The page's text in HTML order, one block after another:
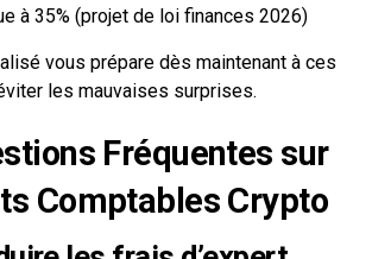
à 35% (projet de loi finances 2026)
vous prépare dès maintenant à ces
les mauvaises surprises.
Fréquentes sur
Comptables Crypto